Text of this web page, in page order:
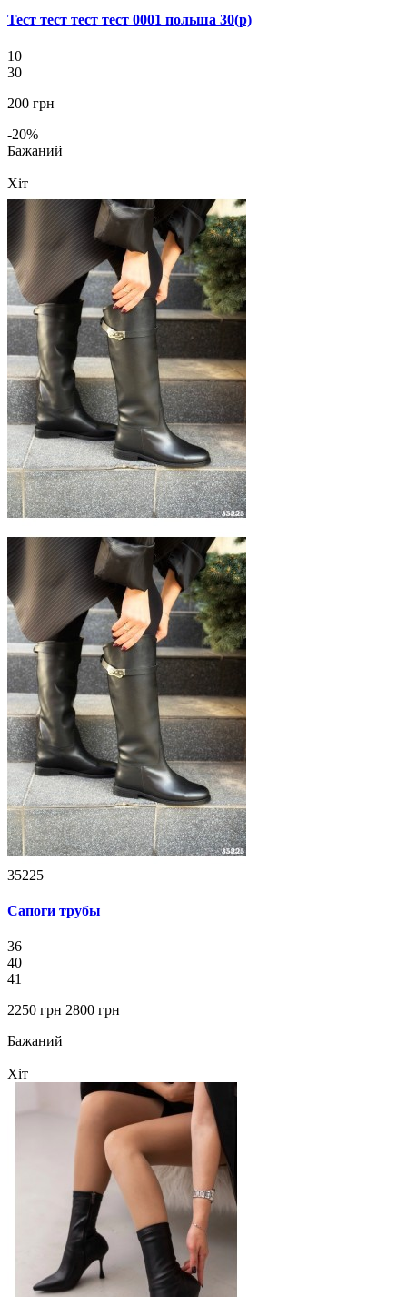
Тест тест тест тест 0001 польша 30(р)
10
30
200 грн
-20%
Бажаний
Хіт
35225
Сапоги трубы
36
40
41
2250 грн 2800 грн
Бажаний
Хіт